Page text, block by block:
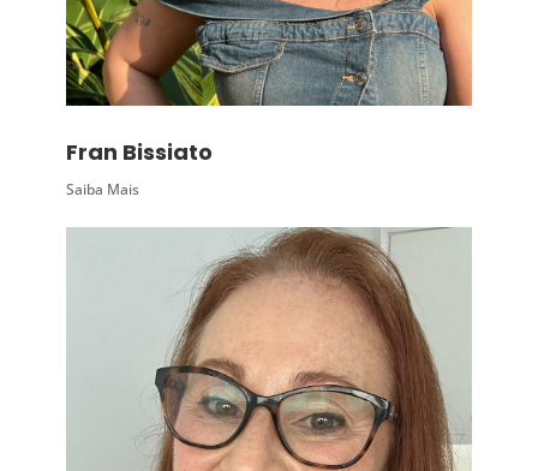
Fran Bissiato
Saiba Mais